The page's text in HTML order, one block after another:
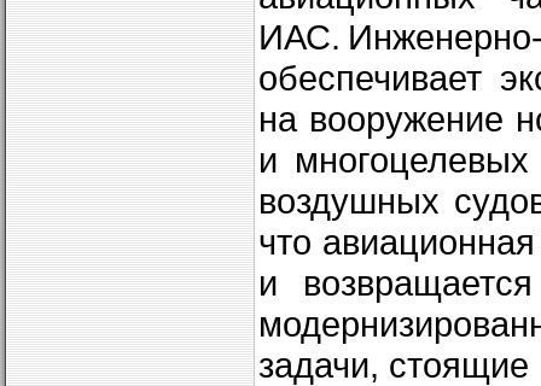
ИАС.
обеспечивает
на вооружение
и
воздушных
что
и
задачи,